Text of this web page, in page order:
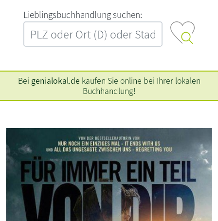
L‍i‍e‍b‍l‍i‍n‍g‍s‍b‍u‍c‍h‍h‍a‍n‍d‍l‍u‍n‍g‍ ‍s‍u‍c‍h‍e‍n‍:‍
Bei genialokal.de kaufen Sie online bei Ihrer lokalen
Buchhandlung!